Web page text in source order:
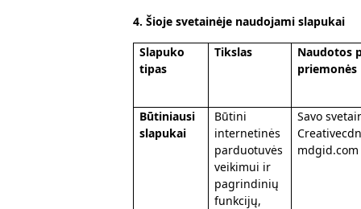
4. Šioje svetainėje naudojami slapukai
Slapuko
tipas
Tikslas
Naudotos
priemonės
Būtiniausi
slapukai
Būtini
internetinės
parduotuvės
veikimui ir
pagrindinių
funkcijų,
Savo
mdgid.com